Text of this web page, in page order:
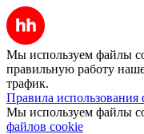
Мы используем файлы
правильную работу
трафик.
Правила использования
Мы используем файлы
файлов cookie